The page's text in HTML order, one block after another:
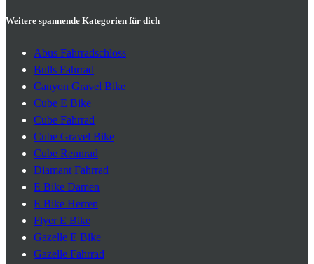
Weitere spannende Kategorien für dich
Abus Fahrradschloss
Bulls Fahrrad
Canyon Gravel Bike
Cube E Bike
Cube Fahrrad
Cube Gravel Bike
Cube Rennrad
Diamant Fahrrad
E Bike Damen
E Bike Herren
Flyer E Bike
Gazelle E Bike
Gazelle Fahrrad